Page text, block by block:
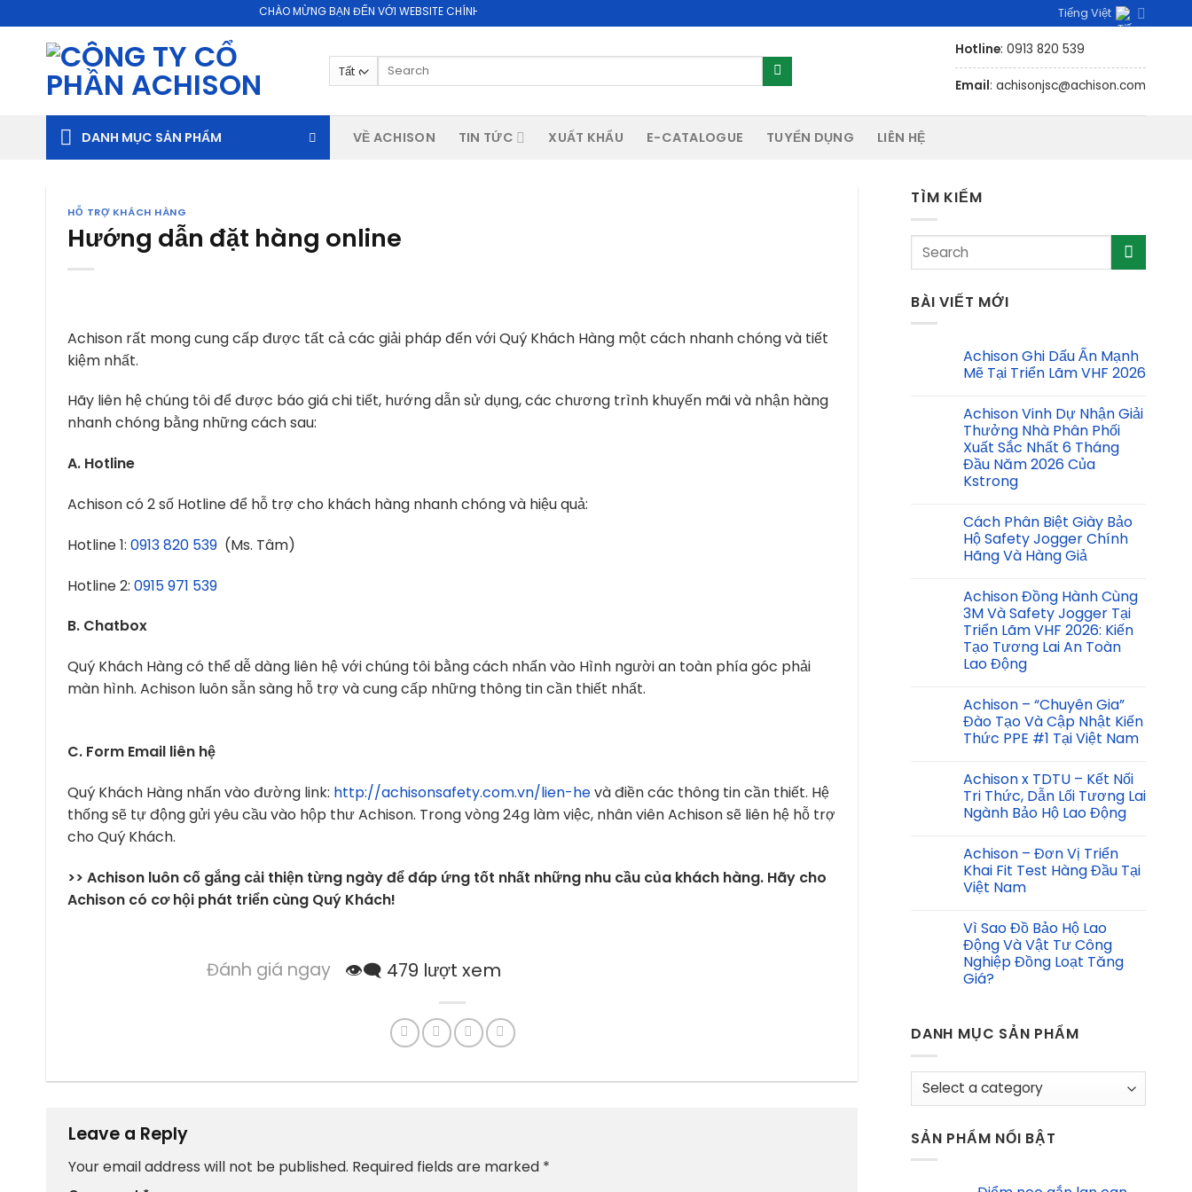
to
content
CHÀO MỪNG BẠN ĐẾN VỚI WEBSITE CHÍNH THỨC CỦA CÔNG TY CỔ PHẦN ACHISON Tiếng Việt
Search
Hotline: 0913 820 539
Email: achisonjsc@achison.com
DANH MỤC SẢN PHẨM VỀ ACHISON TIN TỨC XUẤT KHẨU E-CATALOGUE TUYỂN DỤNG LIÊN HỆ
HỖ TRỢ KHÁCH HÀNG
Hướng dẫn đặt hàng online
Achison rất mong cung cấp được tất cả các giải pháp đến với Quý Khách Hàng một cách nhanh chóng và tiết
kiệm nhất.
Hãy liên hệ chúng tôi để được báo giá chi tiết, hướng dẫn sử dụng, các chương trình khuyến mãi và nhận hàng
nhanh chóng bằng những cách sau:
A. Hotline
Achison có 2 số Hotline để hỗ trợ cho khách hàng nhanh chóng và hiệu quả:
Hotline 1: 0913 820 539 (Ms. Tâm)
Hotline 2: 0915 971 539
B. Chatbox
Quý Khách Hàng có thể dễ dàng liên hệ với chúng tôi bằng cách nhấn vào Hình người an toàn phía góc phải
màn hình. Achison luôn sẵn sàng hỗ trợ và cung cấp những thông tin cần thiết nhất.
C. Form Email liên hệ
Quý Khách Hàng nhấn vào đường link: http://achisonsafety.com.vn/lien-hevà điền các thông tin cần thiết. Hệ
thống sẽ tự động gửi yêu cầu vào hộp thư Achison. Trong vòng 24g làm việc, nhân viên Achison sẽ liên hệ hỗ trợ
cho Quý Khách.
>> Achison luôn cố gắng cải thiện từng ngày để đáp ứng tốt nhất những nhu cầu của khách hàng. Hãy cho
Achison có cơ hội phát triển cùng Quý Khách!
Đánh giá ngay 👁️‍🗨️ 479 lượt xem
Leave a Reply
Your email address will not be published. Required fields are marked *
TÌM KIẾM
BÀI VIẾT MỚI
Achison Ghi Dấu Ấn Mạnh
Mẽ Tại Triển Lãm VHF 2026
Achison Vinh Dự Nhận Giải
Thưởng Nhà Phân Phối
Xuất Sắc Nhất 6 Tháng
Đầu Năm 2026 Của
Kstrong
Cách Phân Biệt Giày Bảo
Hộ Safety Jogger Chính
Hãng Và Hàng Giả
Achison Đồng Hành Cùng
3M Và Safety Jogger Tại
Triển Lãm VHF 2026: Kiến
Tạo Tương Lai An Toàn
Lao Động
Achison – “Chuyên Gia”
Đào Tạo Và Cập Nhật Kiến
Thức PPE #1 Tại Việt Nam
Achison x TDTU – Kết Nối
Tri Thức, Dẫn Lối Tương Lai
Ngành Bảo Hộ Lao Động
Achison – Đơn Vị Triển
Khai Fit Test Hàng Đầu Tại
Việt Nam
Vì Sao Đồ Bảo Hộ Lao
Động Và Vật Tư Công
Nghiệp Đồng Loạt Tăng
Giá?
DANH MỤC SẢN PHẨM
SẢN PHẨM NỔI BẬT